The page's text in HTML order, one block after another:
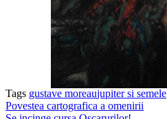
Tags gustave moreaujupiter si semele
Povestea cartografica a omenirii